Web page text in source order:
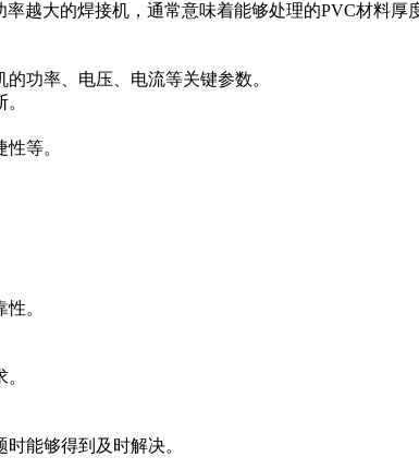
大的焊接机，通常意味着能够处理的PVC材料厚
功率、电压、电流等关键参数。
等。
。
能够得到及时解决。